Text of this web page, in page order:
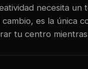
necesita
es la única
tu centro